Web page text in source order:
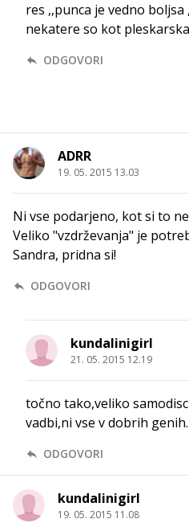
res ,,punca je vedno
nekatere so kot
ODGOVORI
ADRR
19. 05. 2015 13.03
Ni vse podarjeno, kot si to
Veliko "vzdrževanja" je
Sandra, pridna si!
ODGOVORI
kundalinigirl
21. 05. 2015 12.19
točno tako,veliko
vadbi,ni vse v dobrih genih.
ODGOVORI
kundalinigirl
19. 05. 2015 11.08